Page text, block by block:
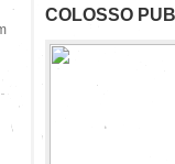
COLOSSO